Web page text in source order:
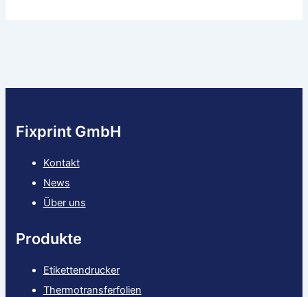
Fixprint GmbH
Kontakt
News
Über uns
Produkte
Etikettendrucker
Thermotransferfolien